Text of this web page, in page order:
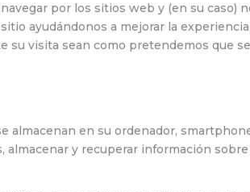
por los sitios web y (en su caso)
ayudándonos a mejorar la
su visita sean como pretendemos que
almacenan en su ordenador,
y recuperar información